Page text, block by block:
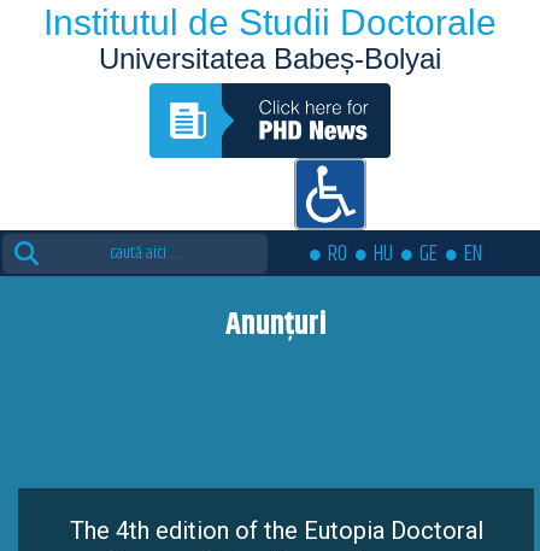
Institutul de Studii Doctorale
Universitatea Babeș-Bolyai
Search
for:
RO HU GE EN
Anunțuri
The 4th edition of the Eutopia Doctoral